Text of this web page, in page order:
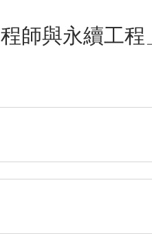
師與永續工